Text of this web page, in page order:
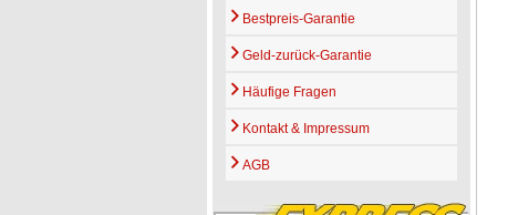
Bestpreis-Garantie
Geld-zurück-Garantie
Häufige Fragen
Kontakt & Impressum
AGB